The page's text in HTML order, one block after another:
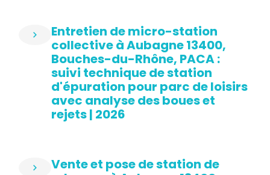
Entretien de micro-station
collective à Aubagne 13400,
Bouches-du-Rhône, PACA :
suivi technique de station
d'épuration pour parc de loisirs
avec analyse des boues et
rejets | 2026
Vente et pose de station de